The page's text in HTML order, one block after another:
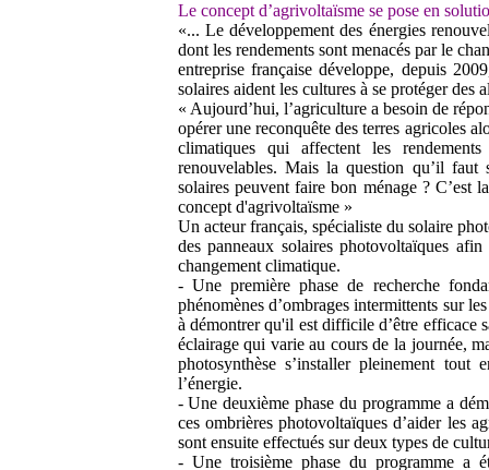
Le concept d’agrivoltaïsme se pose en
«... Le développement des énergies
dont les rendements sont menacés par le
entreprise française développe, depuis
solaires aident les cultures à se protéger des
« Aujourd’hui, l’agriculture a besoin de
opérer une reconquête des terres agricoles
climatiques qui affectent les
renouvelables. Mais la question qu’il faut
solaires peuvent faire bon ménage ? C’est
concept d'agrivoltaïsme »
Un acteur français, spécialiste du solaire
des panneaux solaires photovoltaïques
changement climatique.
- Une première phase de recherche
phénomènes d’ombrages intermittents sur
à démontrer qu'il est difficile d’être efficace
éclairage qui varie au cours de la journée,
photosynthèse s’installer pleinement tout
l’énergie.
- Une deuxième phase du programme a
ces ombrières photovoltaïques d’aider les
sont ensuite effectués sur deux types de
- Une troisième phase du programme a